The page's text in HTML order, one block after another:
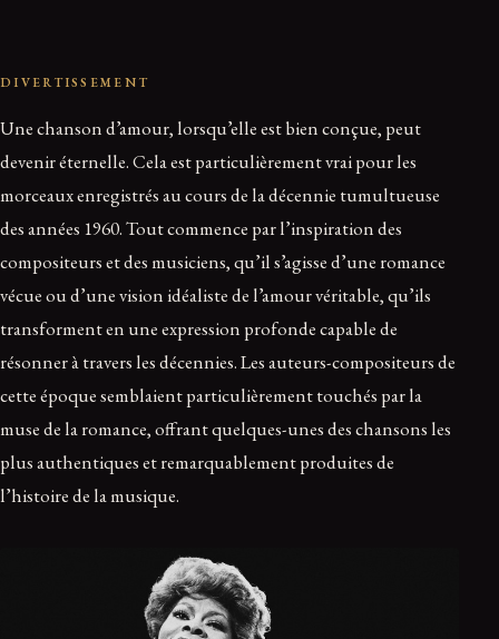
DIVERTISSEMENT
Une chanson d’amour, lorsqu’elle est bien conçue, peut
devenir éternelle. Cela est particulièrement vrai pour les
morceaux enregistrés au cours de la décennie tumultueuse
des années 1960. Tout commence par l’inspiration des
compositeurs et des musiciens, qu’il s’agisse d’une romance
vécue ou d’une vision idéaliste de l’amour véritable, qu’ils
transforment en une expression profonde capable de
résonner à travers les décennies. Les auteurs-compositeurs de
cette époque semblaient particulièrement touchés par la
muse de la romance, offrant quelques-unes des chansons les
plus authentiques et remarquablement produites de
l’histoire de la musique.